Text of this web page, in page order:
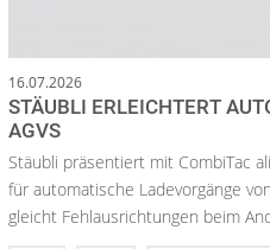
16.07.2026
STÄUBLI ERLEICHTERT
AGVS
Stäubli präsentiert mit CombiTac
für automatische Ladevorgänge
gleicht Fehlausrichtungen beim